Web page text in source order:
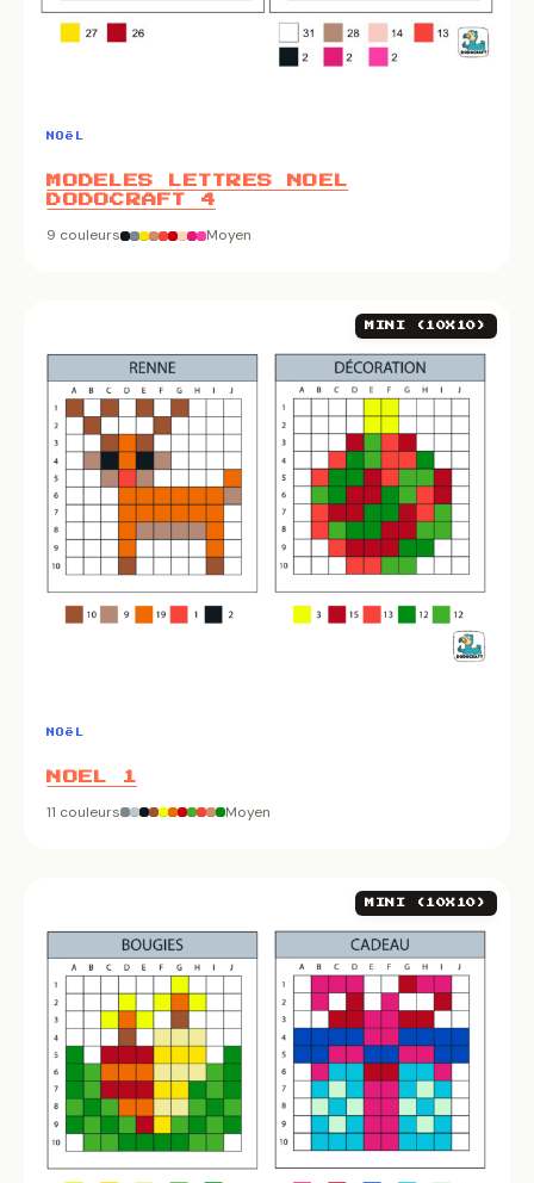
NOëL
MODELES LETTRES NOEL
DODOCRAFT 4
9 couleurs Moyen
MINI (10X10)
NOëL
NOEL 1
11 couleurs Moyen
MINI (10X10)